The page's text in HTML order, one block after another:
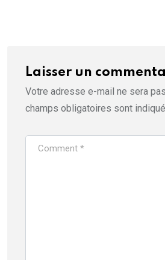
Laisser un
Votre adresse e-mail ne sera
champs obligatoires sont